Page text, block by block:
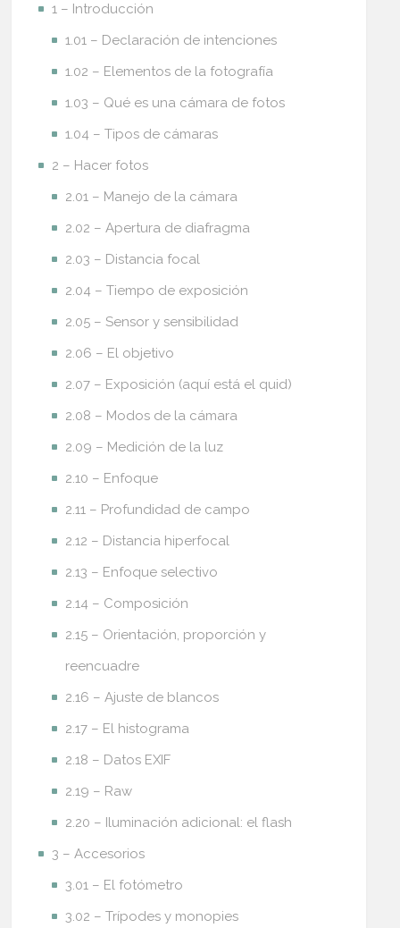
1 – Introducción
1.01 – Declaración de intenciones
1.02 – Elementos de la fotografía
1.03 – Qué es una cámara de fotos
1.04 – Tipos de cámaras
2 – Hacer fotos
2.01 – Manejo de la cámara
2.02 – Apertura de diafragma
2.03 – Distancia focal
2.04 – Tiempo de exposición
2.05 – Sensor y sensibilidad
2.06 – El objetivo
2.07 – Exposición (aquí está el quid)
2.08 – Modos de la cámara
2.09 – Medición de la luz
2.10 – Enfoque
2.11 – Profundidad de campo
2.12 – Distancia hiperfocal
2.13 – Enfoque selectivo
2.14 – Composición
2.15 – Orientación, proporción y
reencuadre
2.16 – Ajuste de blancos
2.17 – El histograma
2.18 – Datos EXIF
2.19 – Raw
2.20 – Iluminación adicional: el flash
3 – Accesorios
3.01 – El fotómetro
3.02 – Trípodes y monopies